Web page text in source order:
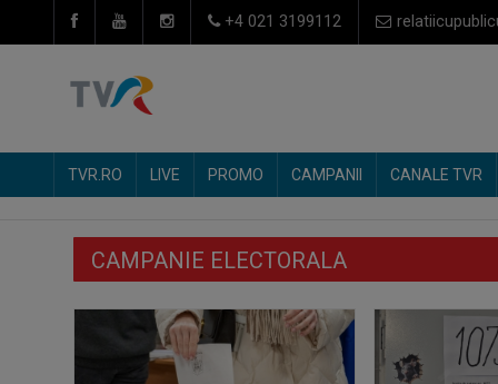
+4 021 3199112
TVR.RO LIVE PROMO CAMPANII CANALE TVR
CAMPANIE ELECTORALA